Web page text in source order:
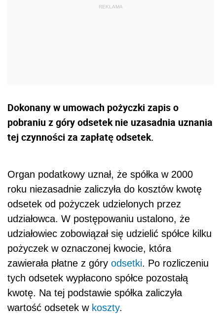
Dokonany w umowach pożyczki zapis o
pobraniu z góry odsetek nie uzasadnia uznania
tej czynności za zapłatę odsetek.
Organ podatkowy uznał, że spółka w 2000
roku niezasadnie zaliczyła do kosztów kwotę
odsetek od pożyczek udzielonych przez
udziałowca. W postępowaniu ustalono, że
udziałowiec zobowiązał się udzielić spółce kilku
pożyczek w oznaczonej kwocie, która
zawierała płatne z góry odsetki. Po rozliczeniu
tych odsetek wypłacono spółce pozostałą
kwotę. Na tej podstawie spółka zaliczyła
wartość odsetek w koszty.